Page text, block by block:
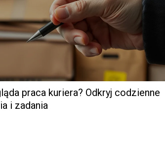
praca kuriera? Odkryj codzienne
i zadania